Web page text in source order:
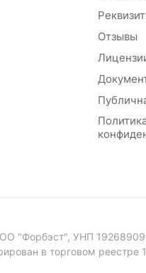
Отзывы
"Форбэст", УНП
в торговом